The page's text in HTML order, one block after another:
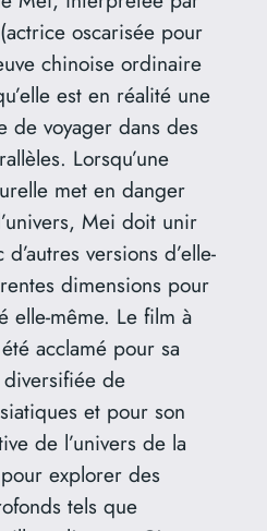
oscarisée pour
chinoise ordinaire
est en réalité une
de voyager dans des
Lorsqu’une
met en danger
Mei doit unir
versions d’elle-
dimensions pour
elle-même. Le film à
acclamé pour sa
de
et pour son
de l’univers de la
explorer des
tels que